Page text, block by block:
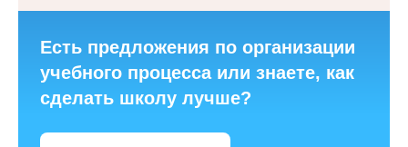
Есть предложения по организации
учебного процесса или знаете, как
сделать школу лучше?